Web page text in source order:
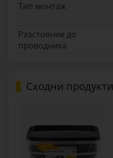
Тип монтаж
Разстояние до
проводника
Сходни продукти